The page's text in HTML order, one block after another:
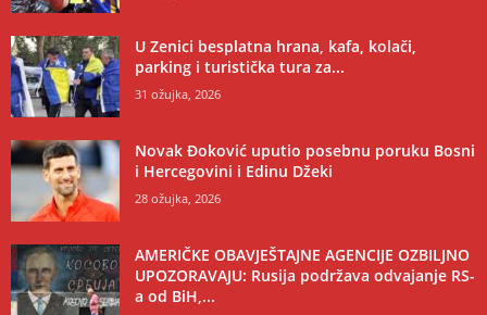
U Zenici besplatna hrana, kafa, kolači,
parking i turistička tura za...
31 ožujka, 2026
Novak Đoković uputio posebnu poruku Bosni
i Hercegovini i Edinu Džeki
28 ožujka, 2026
AMERIČKE OBAVJEŠTAJNE AGENCIJE OZBILJNO
UPOZORAVAJU: Rusija podržava odvajanje RS-
a od BiH,...